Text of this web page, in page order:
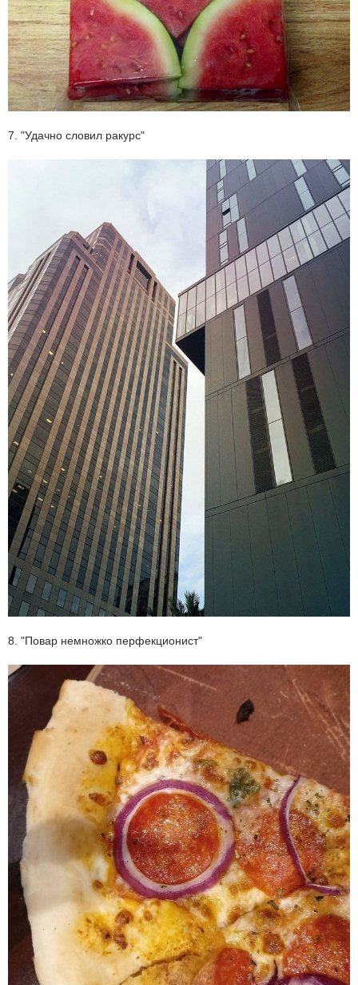
7. "Удачно словил ракурс"
8. "Повар немножко перфекционист"